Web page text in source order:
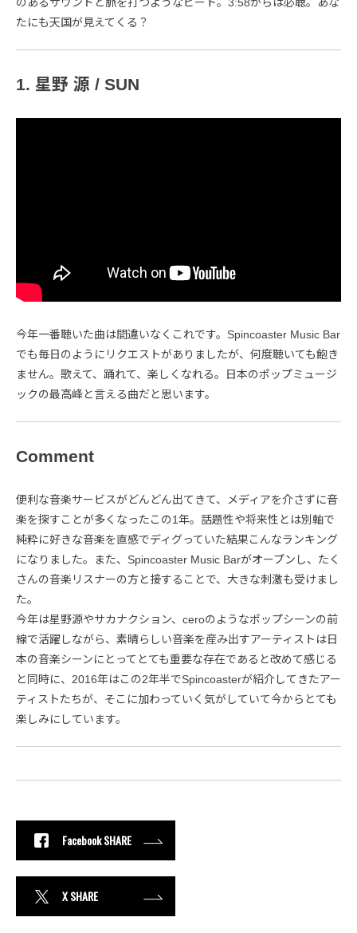
たにも天国が見えてくる？
1. 星野 源 / SUN
今年一番聴いた曲は間違いなくこれです。Spincoaster Music Bar
でも毎日のようにリクエストがありましたが、何度聴いても飽き
ません。歌えて、踊れて、楽しくなれる。日本のポップミュージ
ックの最高峰と言える曲だと思います。
Comment
便利な音楽サービスがどんどん出てきて、メディアを介さずに音
楽を探すことが多くなったこの1年。話題性や将来性とは別軸で
純粋に好きな音楽を直感でディグっていた結果こんなランキング
になりました。また、Spincoaster Music Barがオープンし、たく
さんの音楽リスナーの方と接することで、大きな刺激も受けまし
た。
今年は星野源やサカナクション、ceroのようなポップシーンの前
線で活躍しながら、素晴らしい音楽を産み出すアーティストは日
本の音楽シーンにとってとても重要な存在であると改めて感じる
と同時に、2016年はこの2年半でSpincoasterが紹介してきたアー
ティストたちが、そこに加わっていく気がしていて今からとても
楽しみにしています。
Facebook SHARE
X SHARE